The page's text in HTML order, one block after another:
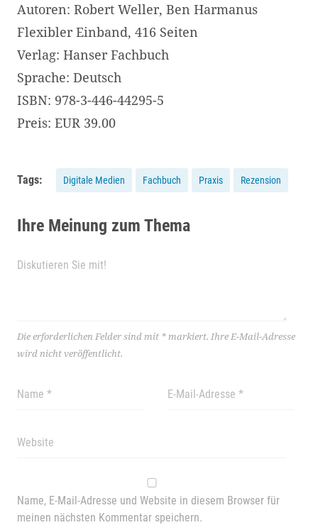
Autoren: Robert Weller, Ben Harmanus
Flexibler Einband, 416 Seiten
Verlag: Hanser Fachbuch
Sprache: Deutsch
ISBN: 978-3-446-44295-5
Preis: EUR 39.00
Tags: Digitale Medien Fachbuch Praxis Rezension
Ihre Meinung zum Thema
Die erforderlichen Felder sind mit *markiert. Ihre E-Mail-Adresse
wird nicht veröffentlicht.
Name, E-Mail-Adresse und Website in diesem Browser für
meinen nächsten Kommentar speichern.